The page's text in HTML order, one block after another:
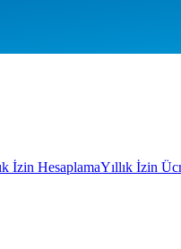
İzin HesaplamaYıllık İzin